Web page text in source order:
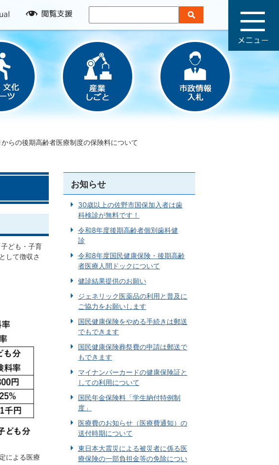
閲
援
らの後期高齢者医療制度の保険料について
ども・子育
して徴収さ
による医療
お知らせ
30歳以上の佐野市国保加入者は歯
科検診が無料です！
令和8年度後期高齢者個別歯科健
診
令和8年度国民健康保険・後期高齢
者医療人間ドックについて
健診結果提供のお願い
ジェネリック医薬品の利用と普及に
ご協力をお願いします
国民健康保険をやめる手続きは郵送
でもできます
国民健康保険葬祭費の申請は郵送で
もできます
マイナンバーカードの健康保険証と
しての利用について
国民年金保険料「学生納付特例制
度」
医療費のお知らせ（医療費通知）の
送付時期について
東日本大震災による被災者に係る医
療保険の一部負担金等の免除につい